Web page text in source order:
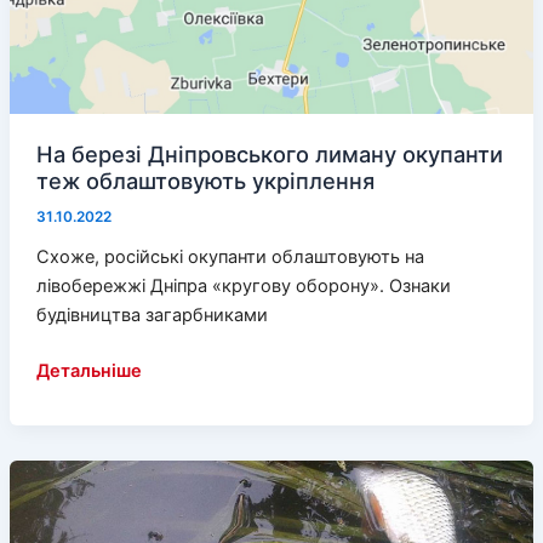
На березі Дніпровського лиману окупанти
теж облаштовують укріплення
31.10.2022
Схоже, російські окупанти облаштовують на
лівобережжі Дніпра «кругову оборону». Ознаки
будівництва загарбниками
На
лиману
окупанти
теж
Детальніше